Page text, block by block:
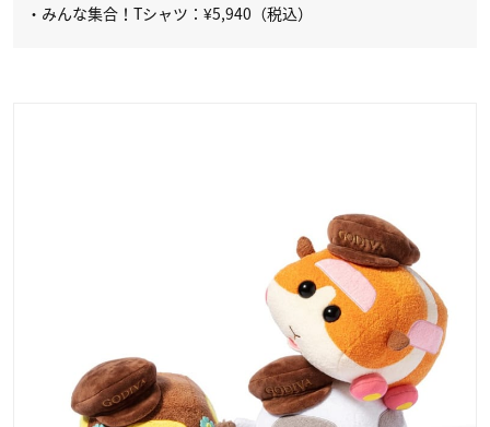
・みんな集合！Tシャツ：¥5,940（税込）